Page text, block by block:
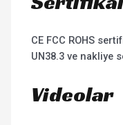
CE FCC ROHS
UN38.3 ve nakliye
Videolar